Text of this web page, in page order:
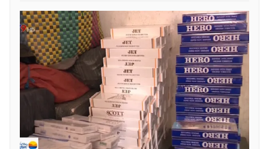
Thị trường
Tư vấn
Lịch phát sóng
Chuyên mục khác
Emagazine Podcast
Photo Infographic